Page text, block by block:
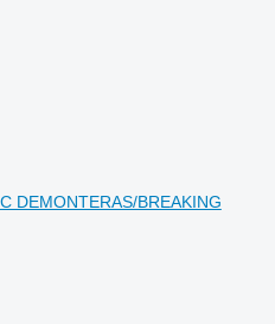
DEMONTERAS/BREAKING